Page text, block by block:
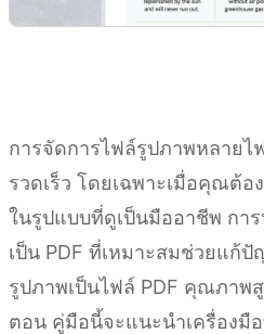
การจัดการไฟล์รูปภาพหลายไ
รวดเร็ว โดยเฉพาะเมื่อคุณต้
ในรูปแบบที่ดูเป็นมืออาชีพ การ
เป็น PDF ที่เหมาะสมช่วยแก้
รูปภาพเป็นไฟล์ PDF คุณภาพ
ตอน คู่มือนี้จะแนะนำเครื่องมื